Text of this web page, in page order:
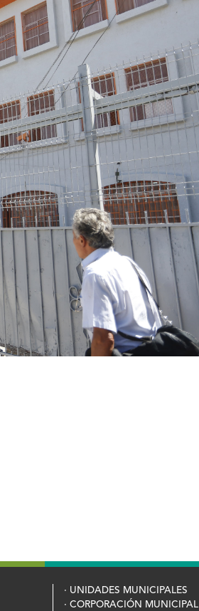
· UNIDADES MUNICIPALES
· CORPORACIÓN MUNICIPAL